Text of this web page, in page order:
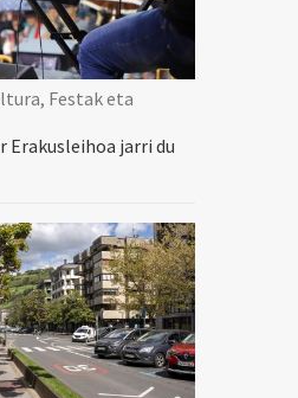
Festak eta
Erakusleihoa jarri du